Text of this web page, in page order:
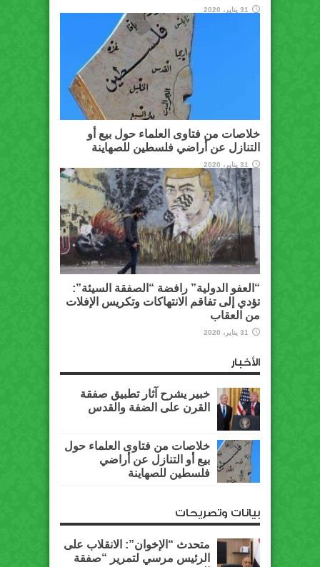
31 يناير، 2020
خلاصات من فتاوى العلماء حول بيع أو
التنازل عن أراضي فلسطين للصهاينة
31 يناير، 2020
“العفو الدولية” رافضة “الصفقة السيئة”:
تؤدي إلى تفاقم الانتهاكات وتكريس الإفلات
من العقاب
31 يناير، 2020
الأخبار
خبير يشرح آثار تطبيق صفقة
القرن على الضفة والقدس
خلاصات من فتاوى العلماء حول
بيع أو التنازل عن أراضي
فلسطين للصهاينة
بيانات وتصريحات
متحدث “الإخوان”: الانقلاب على
الرئيس مرسي لتمرير “صفقة